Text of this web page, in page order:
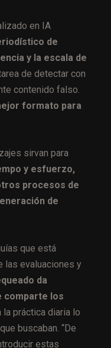
en IA
de
y la escala de
de detectar con
contenido falso.
formato para
sirvan para
y esfuerzo,
procesos de
de
que está
las evaluaciones y
da
comparte los
la práctica diaria lo
buscaban. “De
estas